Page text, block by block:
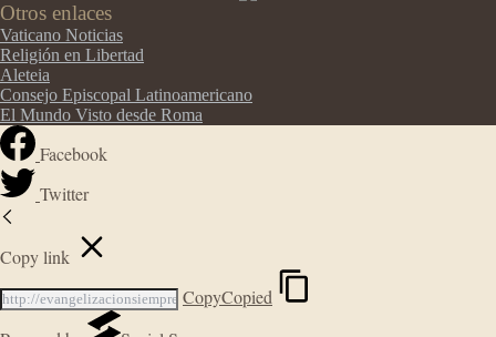
Otros enlaces
Vaticano Noticias
Religión en Libertad
Aleteia
Consejo Episcopal Latinoamericano
El Mundo Visto desde Roma
Facebook
Twitter
Copy link
CopyCopied